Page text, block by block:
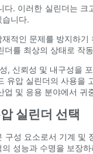
. 이러한 실린더는
니다.
적인 문제를 방지하
를 최상의 상태로 작
, 신뢰성 및 내구성을
유압 실린더의 사용
및 응용 분야에서 귀
실린더 선택
성 요소로서 기계
성능과 수명을 보장